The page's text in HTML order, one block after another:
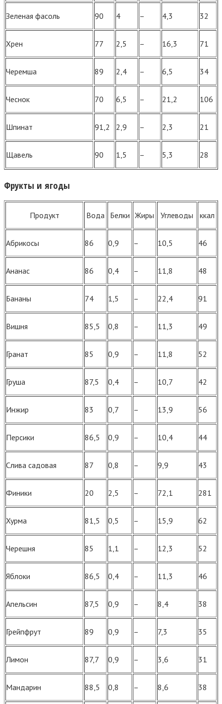
Зеленая фасоль 90 4 – 4,3 32
Хрен 77 2,5 – 16,3 71
Черемша 89 2,4 – 6,5 34
Чеснок 70 6,5 – 21,2 106
Шпинат 91,2 2,9 – 2,3 21
Щавель 90 1,5 – 5,3 28
Фрукты и ягоды
Продукт Вода Белки Жиры Углеводы ккал
Абрикосы 86 0,9 – 10,5 46
Ананас 86 0,4 – 11,8 48
Бананы 74 1,5 – 22,4 91
Вишня 85,5 0,8 – 11,3 49
Гранат 85 0,9 – 11,8 52
Груша 87,5 0,4 – 10,7 42
Инжир 83 0,7 – 13,9 56
Персики 86,5 0,9 – 10,4 44
Слива садовая 87 0,8 – 9,9 43
Финики 20 2,5 – 72,1 281
Хурма 81,5 0,5 – 15,9 62
Черешня 85 1,1 – 12,3 52
Яблоки 86,5 0,4 – 11,3 46
Апельсин 87,5 0,9 – 8,4 38
Грейпфрут 89 0,9 – 7,3 35
Лимон 87,7 0,9 – 3,6 31
Мандарин 88,5 0,8 – 8,6 38